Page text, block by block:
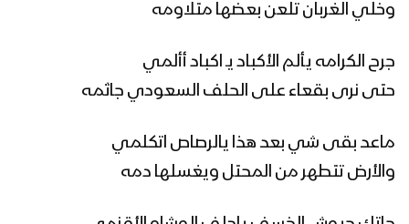
زامل كلمة واحدة – عيسى الليث
زامل جبهات الشرف – عيسى الليث
وخلي الغربان تلعن بعضها متلاومه
جرح الكرامه يألم الأكباد يـ اكباد أألمي
حتى نرى بقعاء على الحلف السعودي جاثمه
ماعد بقى شي بعد هذا يالرصاص اتكلمي
والأرض تتطهر من المحتل ويغسلها دمه